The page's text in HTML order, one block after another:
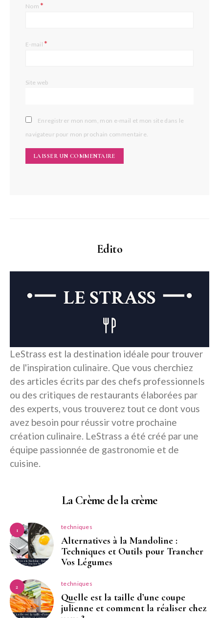
Nom*
E-mail*
Site web
Enregistrer mon nom, mon e-mail et mon site dans le
navigateur pour mon prochain commentaire.
Edito
LeStrass est la destination idéale pour trouver
de l'inspiration culinaire. Que vous cherchiez
des articles écrits par des chefs professionnels
ou des critiques de restaurants élaborées par
des experts, vous trouverez tout ce dont vous
avez besoin pour réussir votre prochaine
création culinaire. LeStrass a été créé par une
équipe passionnée de gastronomie et de
cuisine.
La Crème de la crème
1 techniques
Alternatives à la Mandoline :
Techniques et Outils pour Trancher
Vos Légumes
2 techniques
Quelle est la taille d’une coupe
julienne et comment la réaliser chez